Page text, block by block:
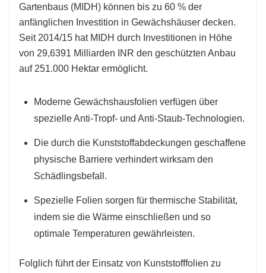
Gartenbaus (MIDH) können bis zu 60 % der
anfänglichen Investition in Gewächshäuser decken.
Seit 2014/15 hat MIDH durch Investitionen in Höhe
von 29,6391 Milliarden INR den geschützten Anbau
auf 251.000 Hektar ermöglicht.
Moderne Gewächshausfolien verfügen über
spezielle Anti-Tropf- und Anti-Staub-Technologien.
Die durch die Kunststoffabdeckungen geschaffene
physische Barriere verhindert wirksam den
Schädlingsbefall.
Spezielle Folien sorgen für thermische Stabilität,
indem sie die Wärme einschließen und so
optimale Temperaturen gewährleisten.
Folglich führt der Einsatz von Kunststofffolien zu